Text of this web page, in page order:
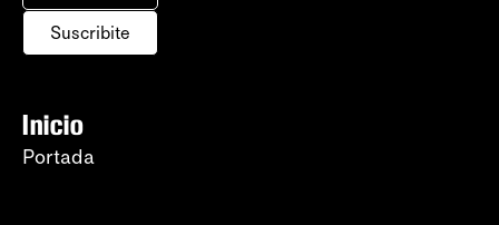
Suscribite
Inicio
Portada